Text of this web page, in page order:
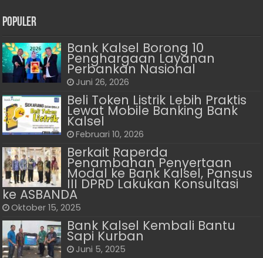
Populer
Bank Kalsel Borong 10
Penghargaan Layanan
Perbankan Nasional
Juni 26, 2026
Beli Token Listrik Lebih Praktis
Lewat Mobile Banking Bank
Kalsel
Februari 10, 2026
Berkait Raperda
Penambahan Penyertaan
Modal ke Bank Kalsel, Pansus
III DPRD Lakukan Konsultasi
ke ASBANDA
Oktober 15, 2025
Bank Kalsel Kembali Bantu
Sapi Kurban
Juni 5, 2025